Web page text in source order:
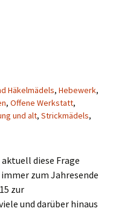
Häkelmädels, Hebewerk,
, Offene Werkstatt,
und alt, Strickmädels,
diese Frage
zum Jahresende
zur
und darüber hinaus